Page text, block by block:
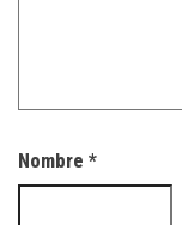
Nombre *